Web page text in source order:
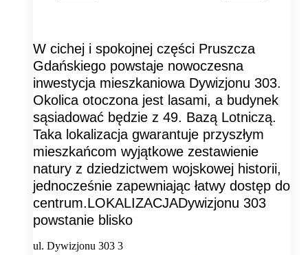
W cichej i spokojnej części Pruszcza
Gdańskiego powstaje nowoczesna
inwestycja mieszkaniowa Dywizjonu 303.
Okolica otoczona jest lasami, a budynek
sąsiadować będzie z 49. Bazą Lotniczą.
Taka lokalizacja gwarantuje przyszłym
mieszkańcom wyjątkowe zestawienie
natury z dziedzictwem wojskowej historii,
jednocześnie zapewniając łatwy dostęp do
centrum.LOKALIZACJADywizjonu 303
powstanie blisko
ul. Dywizjonu 303 3